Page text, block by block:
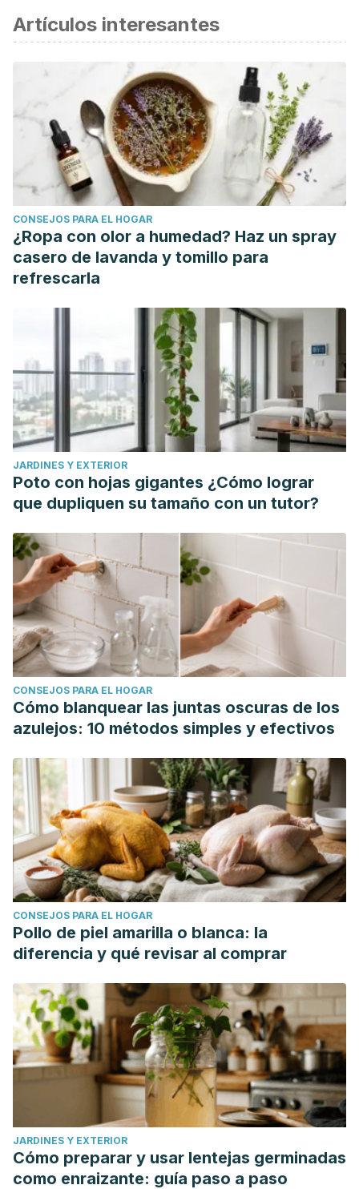
científica.
St Claire L, Watkins CJ, Billinghurst B. Differences in
meanings of health: and exploratory study of general
practitioners and their patients. Fam Pract. 1996
Dec;13(6):511-6.
Artículos interesantes
CONSEJOS PARA EL HOGAR
¿Ropa con olor a humedad? Haz un spray
casero de lavanda y tomillo para
refrescarla
JARDINES Y EXTERIOR
Poto con hojas gigantes ¿Cómo lograr
que dupliquen su tamaño con un tutor?
CONSEJOS PARA EL HOGAR
Cómo blanquear las juntas oscuras de los
azulejos: 10 métodos simples y efectivos
CONSEJOS PARA EL HOGAR
Pollo de piel amarilla o blanca: la
diferencia y qué revisar al comprar
JARDINES Y EXTERIOR
Cómo preparar y usar lentejas germinadas
como enraizante: guía paso a paso